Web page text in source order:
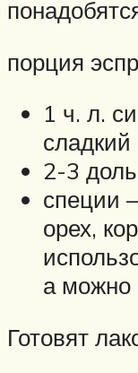
порция
1 ч. л.
2-3
специи
орех,
а можно
Готовят